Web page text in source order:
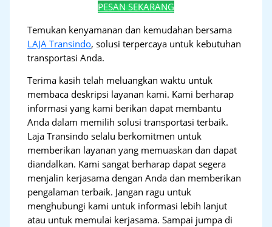
PESAN SEKARANG
Temukan kenyamanan dan kemudahan bersama
LAJA Transindo, solusi terpercaya untuk kebutuhan
transportasi Anda.
Terima kasih telah meluangkan waktu untuk
membaca deskripsi layanan kami. Kami berharap
informasi yang kami berikan dapat membantu
Anda dalam memilih solusi transportasi terbaik.
Laja Transindo selalu berkomitmen untuk
memberikan layanan yang memuaskan dan dapat
diandalkan. Kami sangat berharap dapat segera
menjalin kerjasama dengan Anda dan memberikan
pengalaman terbaik. Jangan ragu untuk
menghubungi kami untuk informasi lebih lanjut
atau untuk memulai kerjasama. Sampai jumpa di